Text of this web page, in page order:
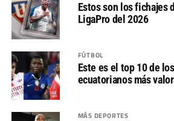
Estos son los fichajes
LigaPro del 2026
FÚTBOL
Este es el top 10 de
ecuatorianos más
MÁS DEPORTES